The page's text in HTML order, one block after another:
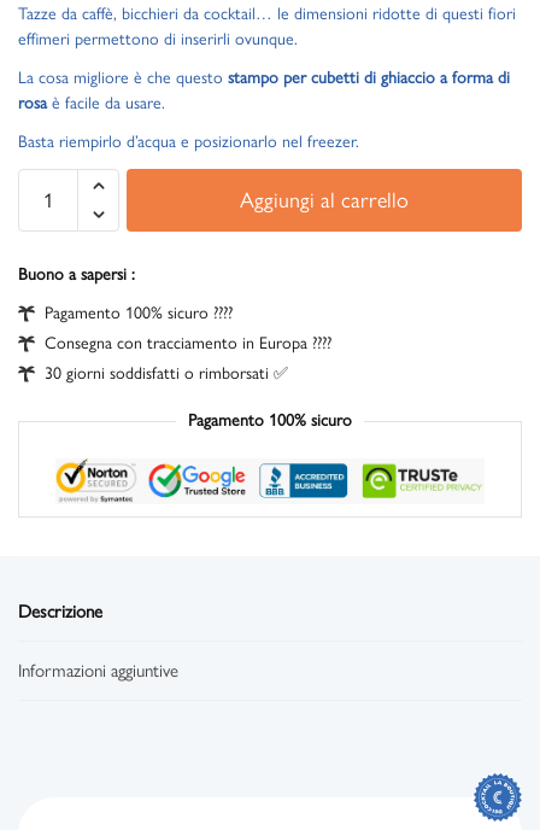
Tazze da caffè, bicchieri da cocktail… le dimensioni ridotte di questi fiori
effimeri permettono di inserirli ovunque.
La cosa migliore è che questo stampo per cubetti di ghiaccio a forma di
rosaè facile da usare.
Basta riempirlo d’acqua e posizionarlo nel freezer.
Aggiungi al carrello
Buono a sapersi :
Pagamento 100% sicuro ????
Consegna con tracciamento in Europa ????
30 giorni soddisfatti o rimborsati ✅
Pagamento 100% sicuro
Descrizione
Informazioni aggiuntive